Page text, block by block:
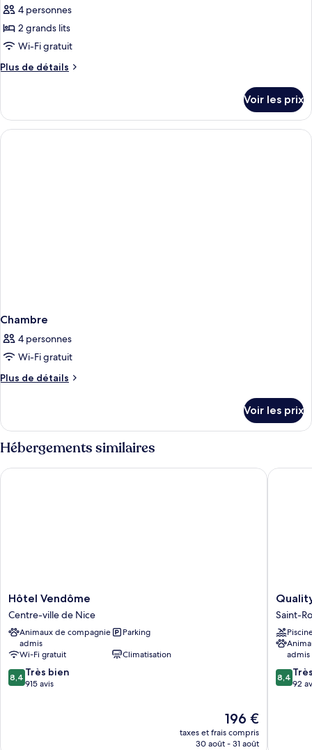
pour
ce
type
chambre :
4 personnes
2 grands lits
Wi-Fi gratuit
Plus de détails
Plus
le
type
de
Voir les prix
Chambre
4 personnes
Wi-Fi gratuit
Plus de détails
Plus
le
type
de
chambre
Chambre
Voir les prix
Hébergements similaires
Hôtel
Vendôme
Centre-
ville
Nice
Hôtel Vendôme
Centre-ville de Nice
Animaux de compagnie
admis
Parking
Wi-Fi gratuit
Climatisation
8.4
sur
8,4 Très bien
915 avis
Le
nouveau
prix
196 €
taxes et frais compris
30 août - 31 août
Hôtel Vendôme
Quality
Nice
Saint-
Roch
Saint-
admis
8.4
sur
8,4
92
Quality